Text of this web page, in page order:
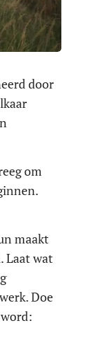
door
om
maakt
Laat wat
Doe